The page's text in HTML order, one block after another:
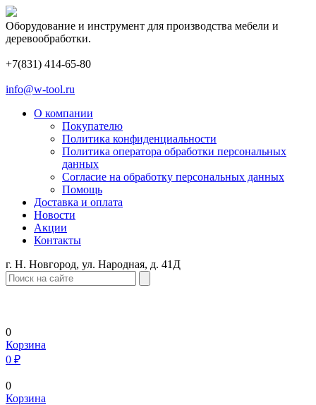
Оборудование и инструмент для производства мебели и
деревообработки.
+7(831) 414-65-80
info@w-tool.ru
О компании
Покупателю
Политика конфиденциальности
Политика оператора обработки персональных
данных
Согласие на обработку персональных данных
Помощь
Доставка и оплата
Новости
Акции
Контакты
г. Н. Новгород, ул. Народная, д. 41Д
0
Корзина
0 ₽
0
Корзина